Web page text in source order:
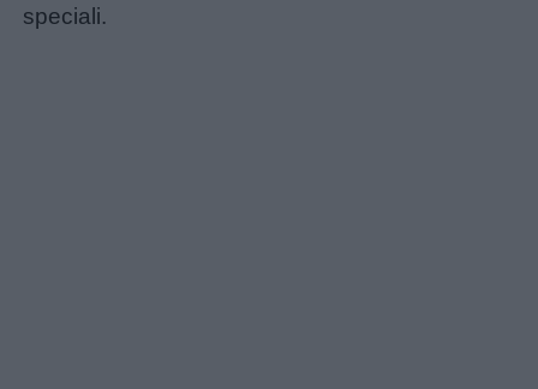
speciali.